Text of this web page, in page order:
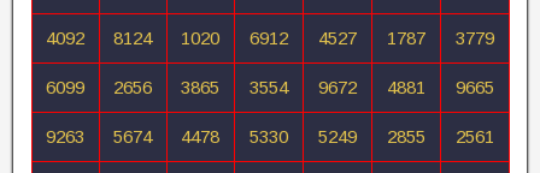
4092 8124 1020 6912 4527 1787 3779
6099 2656 3865 3554 9672 4881 9665
9263 5674 4478 5330 5249 2855 2561